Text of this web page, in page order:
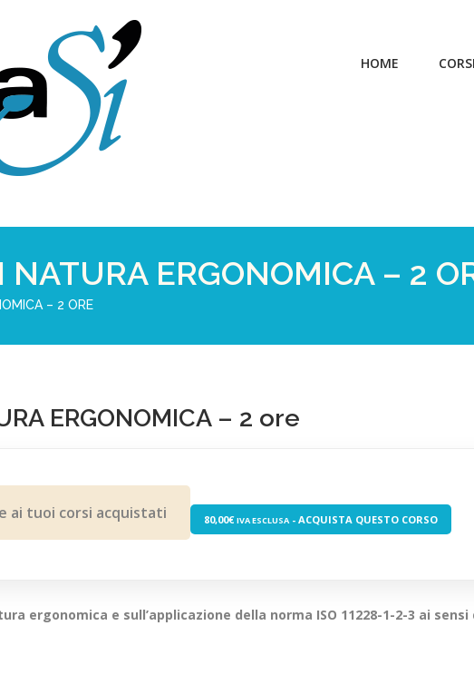
HOME
NATURA ERGONOMICA – 2
– 2 ORE
ERGONOMICA – 2 ore
ai tuoi corsi acquistati 80,00€ IVA ESCLUSA- ACQUISTA QUESTO CORSO
ergonomica e sull’applicazione della norma ISO 11228-1-2-3 ai sensi